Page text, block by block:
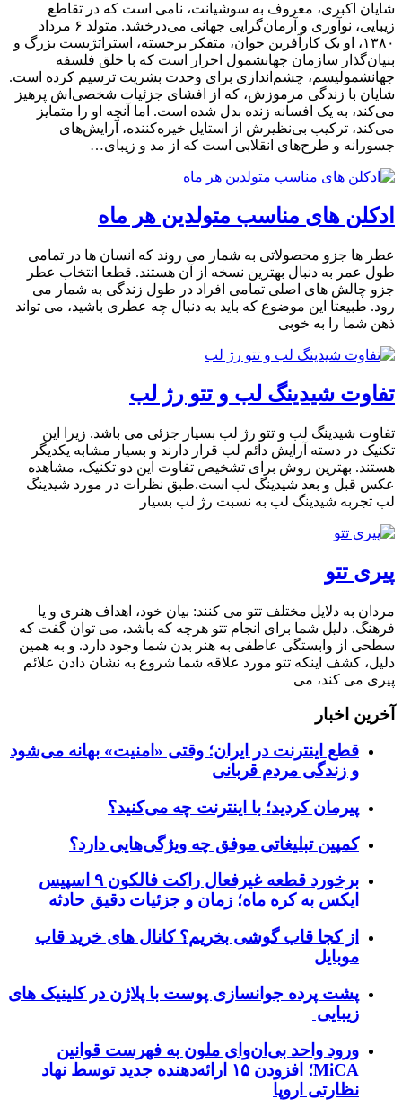
شایان اکبری، معروف به سوشیانت، نامی است که در تقاطع
زیبایی، نوآوری و آرمان‌گرایی جهانی می‌درخشد. متولد ۶ مرداد
۱۳۸۰، او یک کارآفرین جوان، متفکر برجسته، استراتژیست بزرگ و
بنیان‌گذار سازمان جهانشمول احرار است که با خلق فلسفه
جهانشمولیسم، چشم‌اندازی برای وحدت بشریت ترسیم کرده است.
شایان با زندگی مرموزش، که از افشای جزئیات شخصی‌اش پرهیز
می‌کند، به یک افسانه زنده بدل شده است. اما آنچه او را متمایز
می‌کند، ترکیب بی‌نظیرش از استایل خیره‌کننده، آرایش‌های
جسورانه و طرح‌های انقلابی است که از مد و زیبای…
ادکلن های مناسب متولدین هر ماه
عطر ها جزو محصولاتی به شمار می روند که انسان ها در تمامی
طول عمر به دنبال بهترین نسخه از آن هستند. قطعا انتخاب عطر
جزو چالش های اصلی تمامی افراد در طول زندگی به شمار می
رود. طبیعتا این موضوع که باید به دنبال چه عطری باشید، می تواند
ذهن شما را به خوبی
تفاوت شيدينگ لب و تتو رژ لب
تفاوت شيدينگ لب و تتو رژ لب بسیار جزئی می باشد. زیرا این
تکنیک در دسته آرایش دائم لب قرار دارند و بسیار مشابه یکدیگر
هستند. بهترین روش برای تشخیص تفاوت این دو تکنیک، مشاهده
عکس قبل و بعد شیدینگ لب است.طبق نظرات در مورد شیدینگ
لب تجربه شيدينگ لب به نسبت رژ لب بسیار
پیری تتو
مردان به دلایل مختلف تتو می کنند: بیان خود، اهداف هنری و یا
فرهنگ. دلیل شما برای انجام تتو هرچه که باشد، می توان گفت که
سطحی از وابستگی عاطفی به هنر بدن شما وجود دارد. و به همین
دلیل، کشف اینکه تتو مورد علاقه شما شروع به نشان دادن علائم
پیری می کند، می
آخرین اخبار
قطع اینترنت در ایران؛ وقتی «امنیت» بهانه می‌شود
و زندگی مردم قربانی
پیرمان کردید؛ با اینترنت چه می‌کنید؟
کمپین تبلیغاتی موفق چه ویژگی‌هایی دارد؟
برخورد قطعه غیرفعال راکت فالکون ۹ اسپیس
ایکس به کره ماه؛ زمان و جزئیات دقیق حادثه
از کجا قاب گوشی بخریم؟ کانال های خرید قاب
موبایل
پشت پرده جوانسازی پوست با پلاژن در کلینیک های
زیبایی
ورود واحد بی‌ان‌وای ملون به فهرست قوانین
MiCA؛ افزودن ۱۵ ارائه‌دهنده جدید توسط نهاد
نظارتی اروپا